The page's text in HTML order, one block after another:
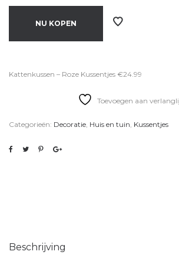
NU KOPEN
Kattenkussen – Roze Kussentjes €24.99
Toevoegen aan
Categorieën: Decoratie, Huis en tuin, Kussentjes
Beschrijving